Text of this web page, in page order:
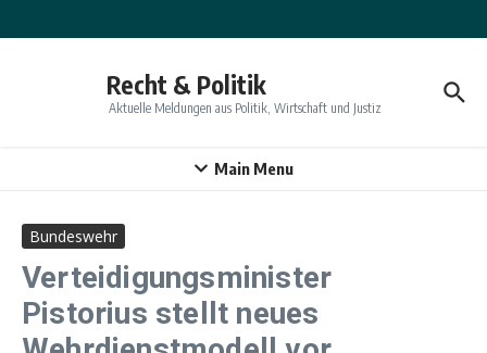
Recht & Politik
Aktuelle Meldungen aus Politik, Wirtschaft und Justiz
Main Menu
Bundeswehr
Verteidigungsminister
Pistorius stellt neues